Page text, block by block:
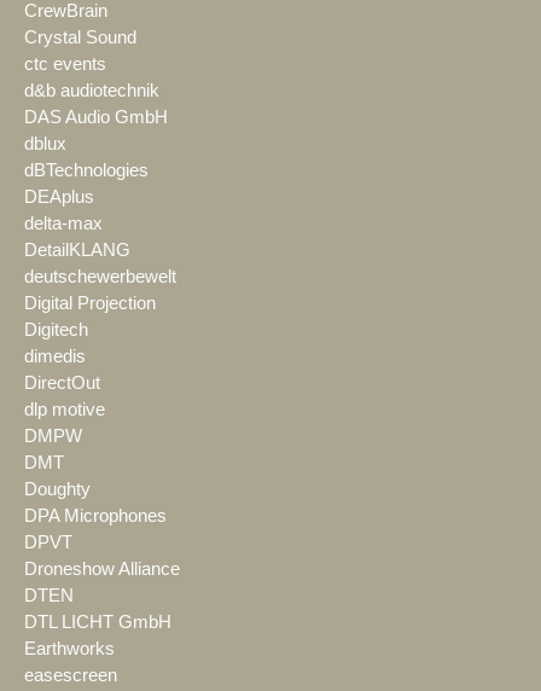
CrewBrain
Crystal Sound
ctc events
d&b audiotechnik
DAS Audio GmbH
dblux
dBTechnologies
DEAplus
delta-max
DetailKLANG
deutschewerbewelt
Digital Projection
Digitech
dimedis
DirectOut
dlp motive
DMPW
DMT
Doughty
DPA Microphones
DPVT
Droneshow Alliance
DTEN
DTL LICHT GmbH
Earthworks
easescreen